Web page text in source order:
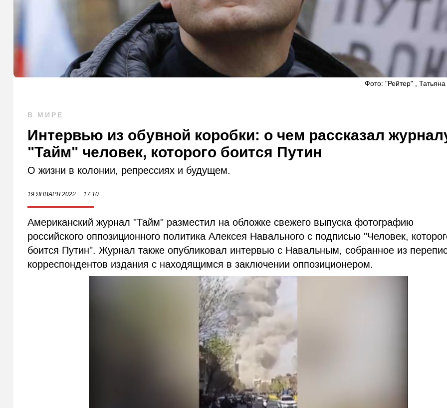
Фото: "Рейтер" ,
В МИРЕ
Интервью из обувной коробки: о чем рассказал
"Тайм" человек, которого боится Путин
О жизни в колонии, репрессиях и будущем.
19 ЯНВАРЯ 2022 17:10
Американский журнал "Тайм" разместил на обложке свежего выпуска фотографию
российского оппозиционного политика Алексея Навального с подписью "Человек,
боится Путин". Журнал также опубликовал интервью с Навальным, собранное из
корреспондентов издания с находящимся в заключении оппозиционером.